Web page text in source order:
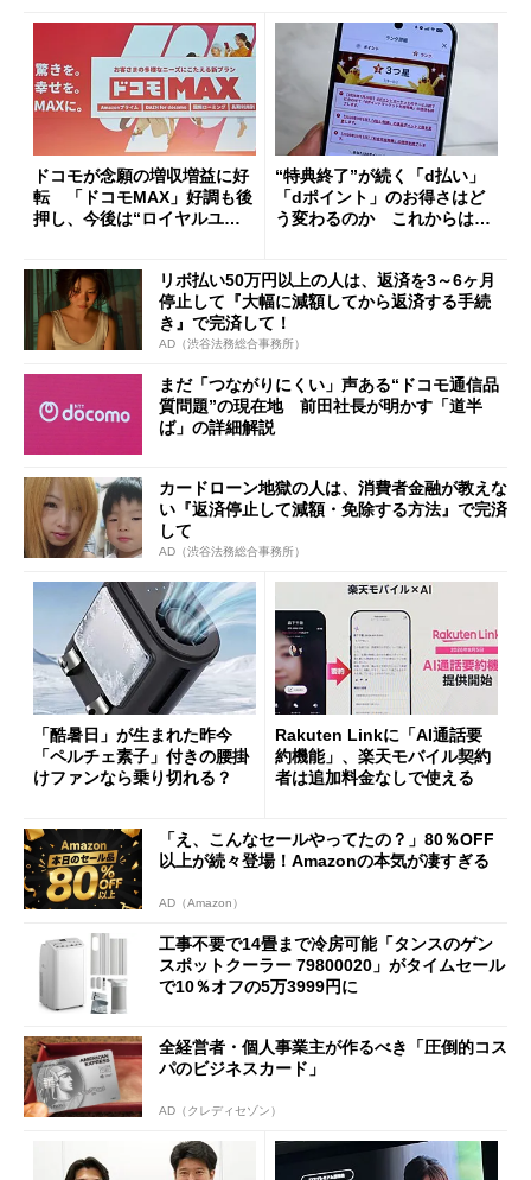
ドコモが念願の増収増益に好
転 「ドコモMAX」好調も後
押し、今後は“ロイヤルユー
“特典終了”が続く「d払い」
「dポイント」のお得さはど
う変わるのか これからは
リボ払い50万円以上の人は、返済を3～6ヶ月
停止して『大幅に減額してから返済する手続
き』で完済して！
AD（渋谷法務総合事務所）
まだ「つながりにくい」声ある“ドコモ通信品
質問題”の現在地 前田社長が明かす「道半
ば」の詳細解説
カードローン地獄の人は、消費者金融が教えな
い『返済停止して減額・免除する方法』で完済
して
AD（渋谷法務総合事務所）
「酷暑日」が生まれた昨今
「ペルチェ素子」付きの腰掛
けファンなら乗り切れる？
Rakuten Linkに「AI通話要
約機能」、楽天モバイル契約
者は追加料金なしで使える
「え、こんなセールやってたの？」80％OFF
以上が続々登場！Amazonの本気が凄すぎる
AD（Amazon）
工事不要で14畳まで冷房可能「タンスのゲン
スポットクーラー 79800020」がタイムセール
で10％オフの5万3999円に
全経営者・個人事業主が作るべき「圧倒的コス
パのビジネスカード」
AD（クレディセゾン）